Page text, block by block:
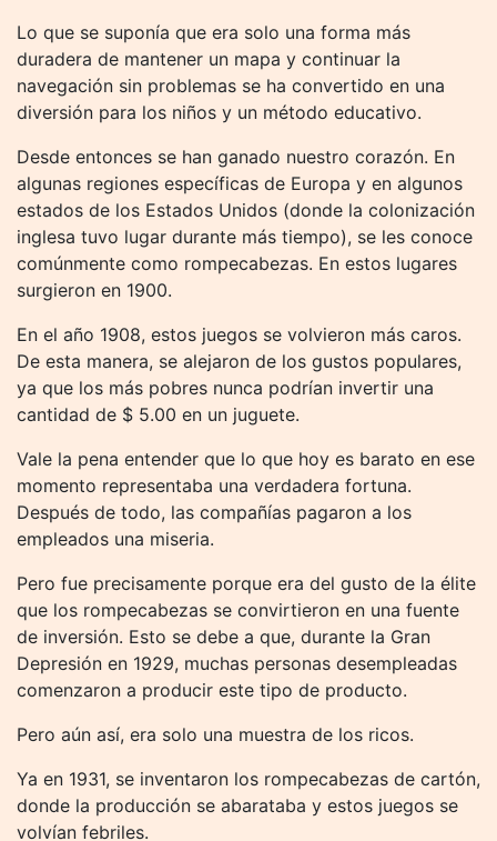
Lo que se suponía que era solo una forma más
duradera de mantener un mapa y continuar la
navegación sin problemas se ha convertido en una
diversión para los niños y un método educativo.
Desde entonces se han ganado nuestro corazón. En
algunas regiones específicas de Europa y en algunos
estados de los Estados Unidos (donde la colonización
inglesa tuvo lugar durante más tiempo), se les conoce
comúnmente como rompecabezas. En estos lugares
surgieron en 1900.
En el año 1908, estos juegos se volvieron más caros.
De esta manera, se alejaron de los gustos populares,
ya que los más pobres nunca podrían invertir una
cantidad de $ 5.00 en un juguete.
Vale la pena entender que lo que hoy es barato en ese
momento representaba una verdadera fortuna.
Después de todo, las compañías pagaron a los
empleados una miseria.
Pero fue precisamente porque era del gusto de la élite
que los rompecabezas se convirtieron en una fuente
de inversión. Esto se debe a que, durante la Gran
Depresión en 1929, muchas personas desempleadas
comenzaron a producir este tipo de producto.
Pero aún así, era solo una muestra de los ricos.
Ya en 1931, se inventaron los rompecabezas de cartón,
donde la producción se abarataba y estos juegos se
volvían febriles.